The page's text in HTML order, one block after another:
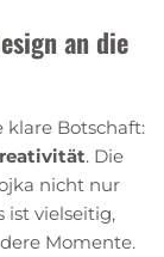
an die
klare Botschaft:
. Die
nicht nur
ist vielseitig,
Momente.